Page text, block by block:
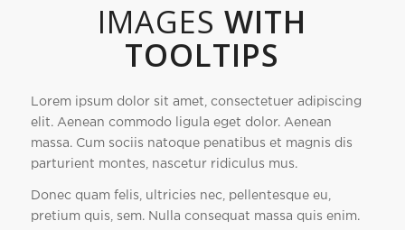
IMAGESWITH
TOOLTIPS
Lorem ipsum dolor sit amet, consectetuer adipiscing
elit. Aenean commodo ligula eget dolor. Aenean
massa. Cum sociis natoque penatibus et magnis dis
parturient montes, nascetur ridiculus mus.
Donec quam felis, ultricies nec, pellentesque eu,
pretium quis, sem. Nulla consequat massa quis enim.